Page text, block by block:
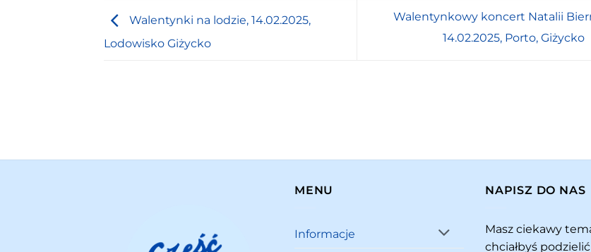
Walentynki na lodzie, 14.02.2025,
Lodowisko Giżycko
Walentynkowy koncert Natalii
14.02.2025, Porto, Giżycko
MENU
Informacje
NAPISZ DO NAS
Masz ciekawy
chciałbyś